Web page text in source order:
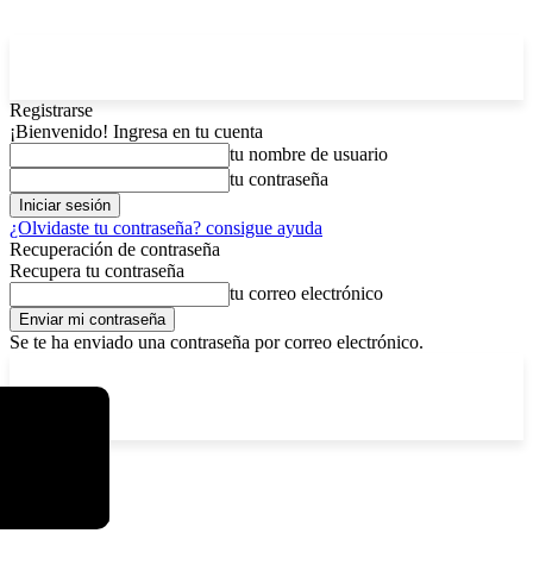
Registrarse
¡Bienvenido! Ingresa en tu cuenta
tu nombre de usuario
tu contraseña
¿Olvidaste tu contraseña? consigue ayuda
Recuperación de contraseña
Recupera tu contraseña
tu correo electrónico
Se te ha enviado una contraseña por correo electrónico.